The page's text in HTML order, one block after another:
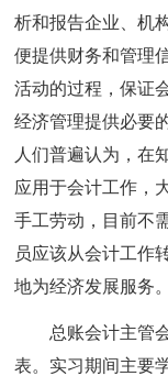
析和报告企业、机
便提供财务和管理
活动的过程，保证
经济管理提供必要
人们普遍认为，在
应用于会计工作，
手工劳动，目前不
员应该从会计工作
地为经济发展服务
总账会计主管
表。实习期间主要